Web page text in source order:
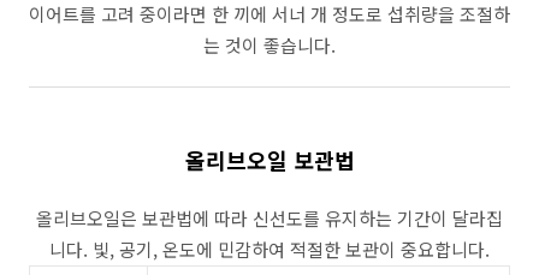
이어트를 고려 중이라면 한 끼에 서너 개 정도로 섭취량을 조절하
는 것이 좋습니다.
올리브오일 보관법
올리브오일은 보관법에 따라 신선도를 유지하는 기간이 달라집
니다. 빛, 공기, 온도에 민감하여 적절한 보관이 중요합니다.